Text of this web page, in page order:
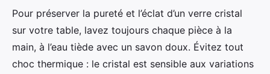
Pour préserver la pureté et l’éclat d’un verre cristal
sur votre table, lavez toujours chaque pièce à la
main, à l’eau tiède avec un savon doux. Évitez tout
choc thermique : le cristal est sensible aux variations